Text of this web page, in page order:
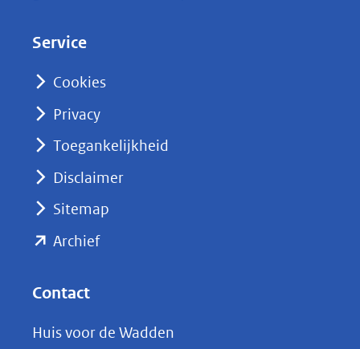
nieuw
naar
Service
Cookies
Privacy
Toegankelijkheid
Disclaimer
Sitemap
Archief(opent
(verwijst
Contact
Huis voor de Wadden